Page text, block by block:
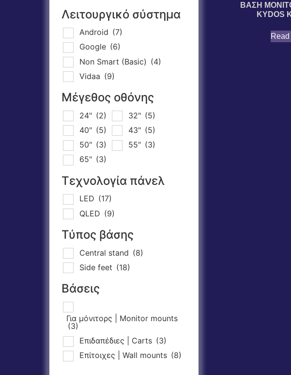
Λειτουργικό σύστημα
Android (7)
Google (6)
Non Smart (Basic) (4)
Vidaa (9)
Μέγεθος οθόνης
24" (2) 32" (5)
40" (5) 43" (5)
50" (3) 55" (3)
65" (3)
Τεχνολογία πάνελ
LED (17)
QLED (9)
Τύπος βάσης
Central stand (8)
Side feet (18)
Βάσεις
Για μόνιτορς | Monitor mounts
(3)
Επιδαπέδιες | Carts (3)
Επίτοιχες | Wall mounts (8)
ΒΑΣΗ
KYDOS